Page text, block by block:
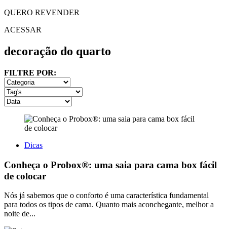
QUERO REVENDER
ACESSAR
decoração do quarto
FILTRE POR:
Dicas
Conheça o Probox®: uma saia para cama box fácil
de colocar
Nós já sabemos que o conforto é uma característica fundamental
para todos os tipos de cama. Quanto mais aconchegante, melhor a
noite de...